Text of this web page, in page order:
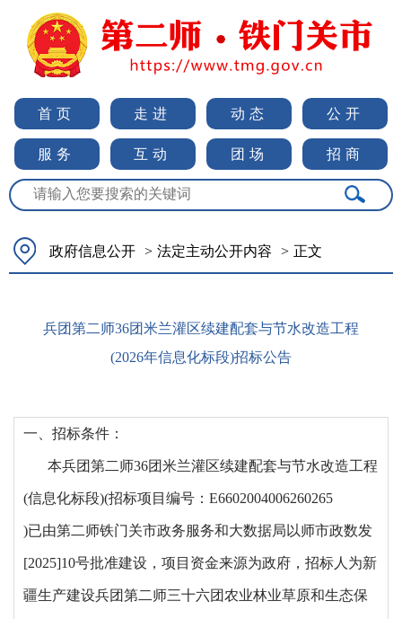
首页 走进 动态 公开
服务 互动 团场 招商
政府信息公开 > 法定主动公开内容 > 正文
兵团第二师36团米兰灌区续建配套与节水改造工程
(2026年信息化标段)招标公告
一、招标条件 ：
本兵团第二师36团米兰灌区续建配套与节水改造工程
(信息化标段)(招标项目编号：E6602004006260265
)已由第二师铁门关市政务服务和大数据局以师市政数发
[2025]10号批准建设，项目资金来源为政府，招标人为新
疆生产建设兵团第二师三十六团农业林业草原和生态保